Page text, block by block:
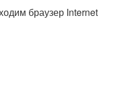
браузер Internet